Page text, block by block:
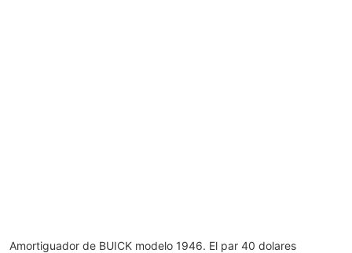
Amortiguador de BUICK modelo 1946. El par 40 dolares